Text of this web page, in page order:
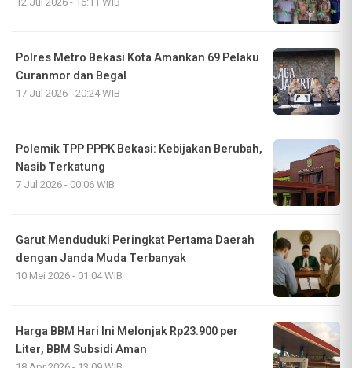
Polres Metro Bekasi Kota Amankan 69 Pelaku
Curanmor dan Begal
17 Jul 2026 - 20:24 WIB
Polemik TPP PPPK Bekasi: Kebijakan Berubah,
Nasib Terkatung
7 Jul 2026 - 00:06 WIB
Garut Menduduki Peringkat Pertama Daerah
dengan Janda Muda Terbanyak
10 Mei 2026 - 01:04 WIB
Harga BBM Hari Ini Melonjak Rp23.900 per
Liter, BBM Subsidi Aman